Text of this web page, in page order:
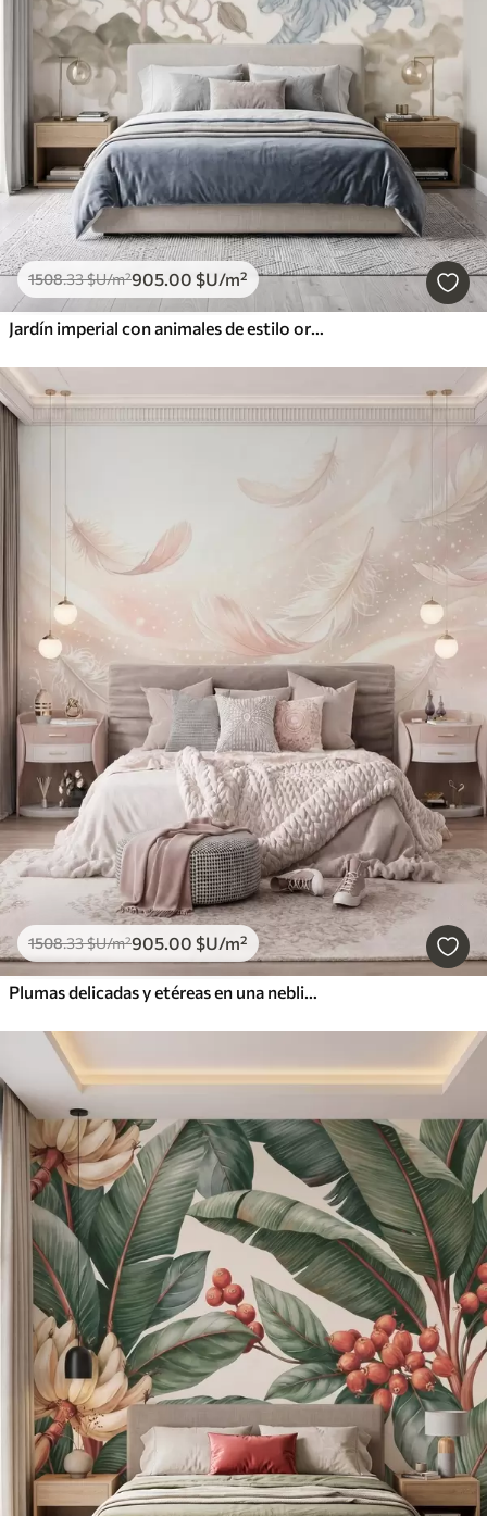
1508.33$U/m²905.00 $U/m²
Jardín imperial con animales de estilo oriental: mono, leopardo, tigre, pavo real y garza
1508.33$U/m²905.00 $U/m²
Plumas delicadas y etéreas en una neblina de color rosa melocotón con destellos